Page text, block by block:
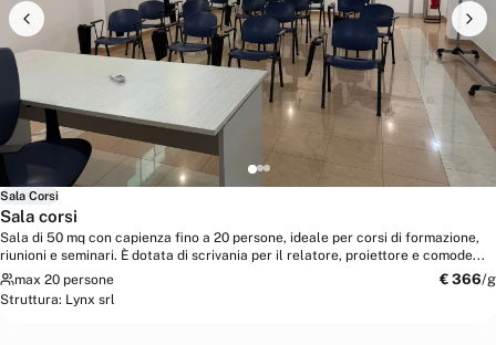
Sala Corsi
Sala corsi
Sala di 50 mq con capienza fino a 20 persone, ideale per corsi di formazione,
riunioni e seminari. È dotata di scrivania per il relatore, proiettore e comode...
max 20 persone
€ 366/g
Struttura: Lynx srl